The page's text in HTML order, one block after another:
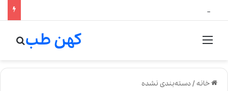
منو کهن طب
خانه/دسته‌بندی نشده